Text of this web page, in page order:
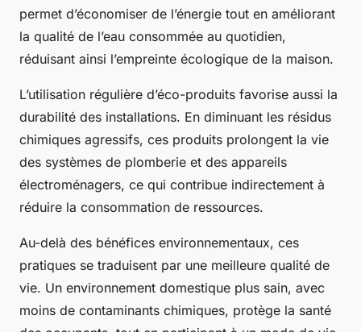
permet d’économiser de l’énergie tout en améliorant
la qualité de l’eau consommée au quotidien,
réduisant ainsi l’empreinte écologique de la maison.
L’utilisation régulière d’éco-produits favorise aussi la
durabilité des installations. En diminuant les résidus
chimiques agressifs, ces produits prolongent la vie
des systèmes de plomberie et des appareils
électroménagers, ce qui contribue indirectement à
réduire la consommation de ressources.
Au-delà des bénéfices environnementaux, ces
pratiques se traduisent par une meilleure qualité de
vie. Un environnement domestique plus sain, avec
moins de contaminants chimiques, protège la santé